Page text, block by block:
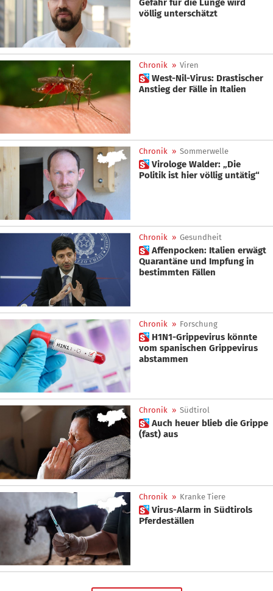
Gefahr für die Lunge wird
völlig unterschätzt
Chronik » Viren
 West-Nil-Virus: Drastischer
Anstieg der Fälle in Italien
Chronik » Sommerwelle
 Virologe Walder: „Die
Politik ist hier völlig untätig“
Chronik » Gesundheit
 Affenpocken: Italien erwägt
Quarantäne und Impfung in
bestimmten Fällen
Chronik » Forschung
 H1N1-Grippevirus könnte
vom spanischen Grippevirus
abstammen
Chronik » Südtirol
 Auch heuer blieb die Grippe
(fast) aus
Chronik » Kranke Tiere
 Virus-Alarm in Südtirols
Pferdeställen